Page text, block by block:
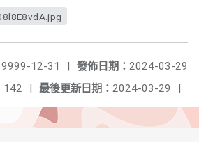
發佈日期： 2024-03-29
9999-12-31
|
最後更新日期： 2024-03-29 |
142 |